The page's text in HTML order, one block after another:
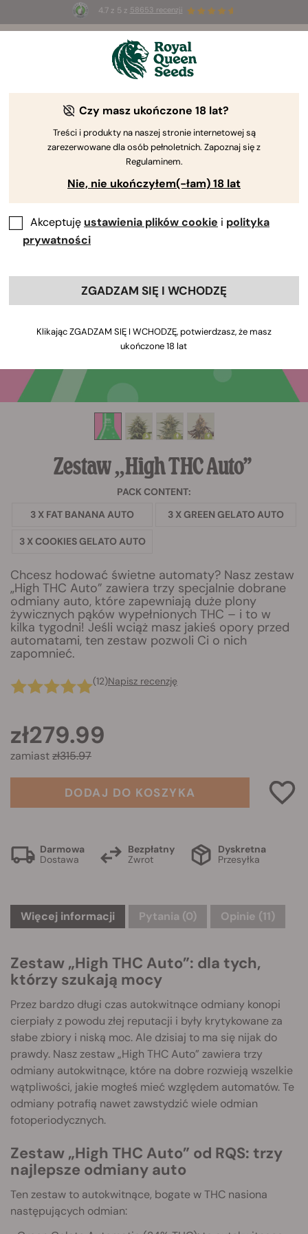
4.7 z 5 z 58653 recenzji
Summer Sales: do 50% zniżki
na wybrane produkty ⏤
Zestaw „High THC Auto”
PACK CONTENT:
3 X FAT BANANA AUTO
3 X GREEN GELATO AUTO
3 X COOKIES GELATO AUTO
Chcesz hodować świetne automaty? Nasz zestaw
„High THC Auto” zawiera trzy specjalnie dobrane
odmiany auto, które zapewniają duże plony
żywicznych pąków wypełnionych THC – i to w
kilka tygodni! Jeśli wciąż masz jakieś opory przed
automatami, ten zestaw pozwoli Ci o nich
zapomnieć.
(12)Napisz recenzję
zł279.99
zamiastzł315.97
DODAJ DO KOSZYKA
Darmowa
Dostawa
Bezpłatny
Zwrot
Dyskretna
Przesyłka
Więcej informacji Pytania (0) Opinie (11)
Zestaw „High THC Auto”: dla tych,
którzy szukają mocy
Przez bardzo długi czas autokwitnące odmiany konopi
cierpiały z powodu złej reputacji i były krytykowane za
słabe zbiory i niską moc. Ale dzisiaj to ma się nijak do
prawdy. Nasz zestaw „High THC Auto” zawiera trzy
odmiany autokwitnące, które na dobre rozwieją wszelkie
wątpliwości, jakie mogłeś mieć względem automatów. Te
odmiany potrafią nawet zawstydzić wiele odmian
fotoperiodycznych.
Zestaw „High THC Auto” od RQS: trzy
najlepsze odmiany auto
Ten zestaw to autokwitnące, bogate w THC nasiona
następujących odmian:
Czy masz ukończone 18 lat?
Treści i produkty na naszej stronie internetowej są
zarezerwowane dla osób pełnoletnich. Zapoznaj się z
Regulaminem.
Nie, nie ukończyłem(-łam) 18 lat
Akceptuję ustawienia plików cookie i polityka
prywatności
ZGADZAM SIĘ I WCHODZĘ
Klikając ZGADZAM SIĘ I WCHODZĘ, potwierdzasz, że masz
ukończone 18 lat